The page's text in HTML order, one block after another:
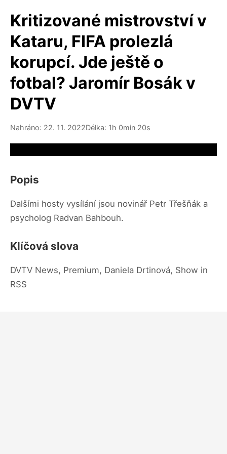
Kritizované mistrovství v
Kataru, FIFA prolezlá
korupcí. Jde ještě o
fotbal? Jaromír Bosák v
DVTV
Nahráno: 22. 11. 2022Délka: 1h 0min 20s
Popis
Dalšími hosty vysílání jsou novinář Petr Třešňák a
psycholog Radvan Bahbouh.
Klíčová slova
DVTV News, Premium, Daniela Drtinová, Show in
RSS